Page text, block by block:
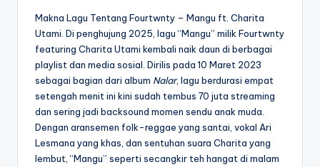
Makna Lagu Tentang Fourtwnty – Mangu ft. Charita
Utami. Di penghujung 2025, lagu “Mangu” milik Fourtwnty
featuring Charita Utami kembali naik daun di berbagai
playlist dan media sosial. Dirilis pada 10 Maret 2023
sebagai bagian dari album Nalar, lagu berdurasi empat
setengah menit ini kini sudah tembus 70 juta streaming
dan sering jadi backsound momen sendu anak muda.
Dengan aransemen folk-reggae yang santai, vokal Ari
Lesmana yang khas, dan sentuhan suara Charita yang
lembut, “Mangu” seperti secangkir teh hangat di malam